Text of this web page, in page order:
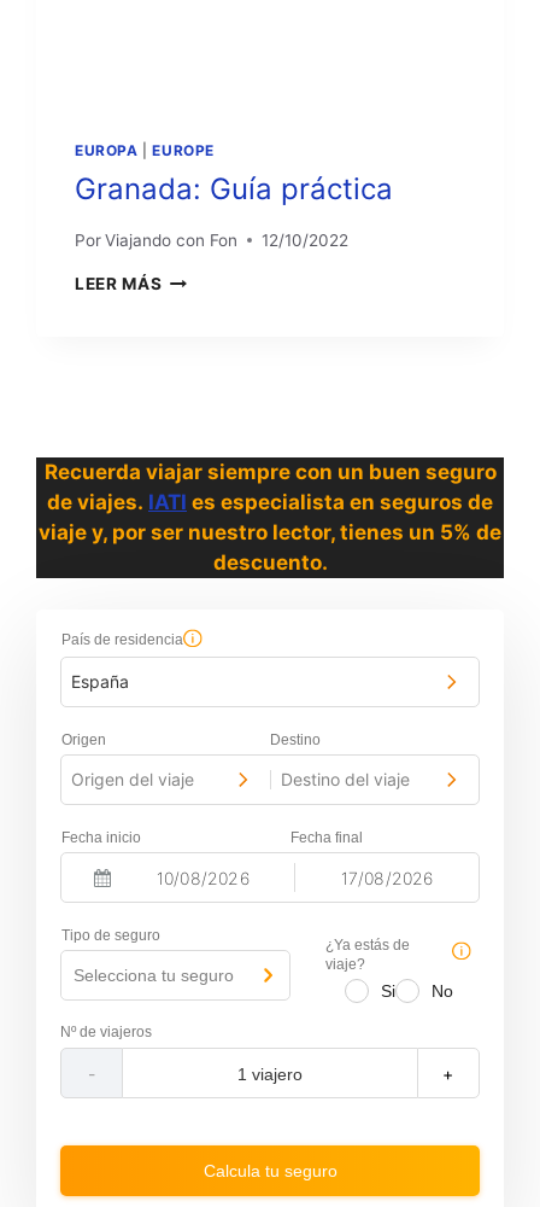
EUROPA |EUROPE
Granada: Guía práctica
PorViajando con Fon 12/10/2022
LEER MÁS GRANADA:
Recuerda viajar siempre con un buen seguro
de viajes. IATI es especialista en seguros de
viaje y, por ser nuestro lector, tienes un 5% de
descuento.
País de residencia
España
Origen Destino
Origen del viaje Destino del viaje
Fecha inicio Fecha final
N
v
g
a
e
r
t
N
v
i
c
r
d
Nº de viajeros
- +
Tipo de seguro
Selecciona tu seguro
¿Ya estás de
viaje?
Si No
Calcula tu seguro